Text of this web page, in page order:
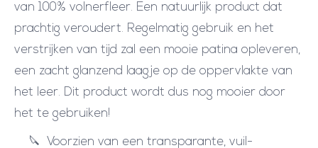
van 100% volnerfleer. Een natuurlijk product dat
prachtig veroudert. Regelmatig gebruik en het
verstrijken van tijd zal een mooie patina opleveren,
een zacht glanzend laagje op de oppervlakte van
het leer. Dit product wordt dus nog mooier door
het te gebruiken!
Voorzien van een transparante, vuil-